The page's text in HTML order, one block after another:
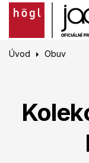
Úvod Obuv